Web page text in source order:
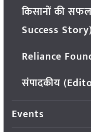
किसानों की
Success
Reliance
संपादकीय
Events